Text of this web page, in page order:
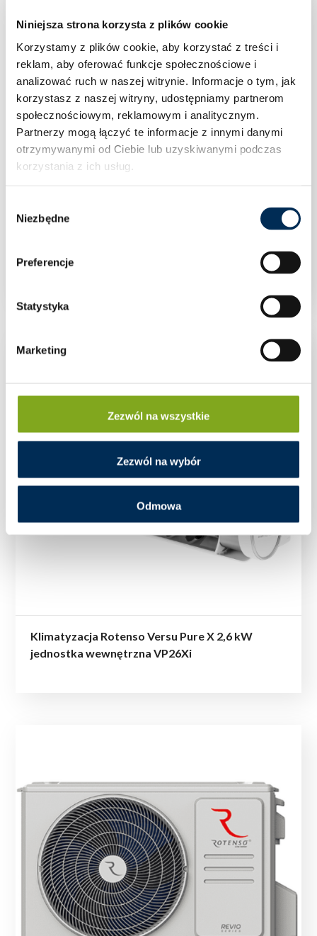
Niniejsza strona korzysta z plików cookie
Korzystamy z plików cookie, aby korzystać z treści i
reklam, aby oferować funkcje społecznościowe i
analizować ruch w naszej witrynie. Informacje o tym, jak
korzystasz z naszej witryny, udostępniamy partnerom
społecznościowym, reklamowym i analitycznym.
Partnerzy mogą łączyć te informacje z innymi danymi
otrzymywanymi od Ciebie lub uzyskiwanymi podczas
korzystania z ich usług.
zgody
Niezbędne
Preferencje
Statystyka
Marketing
Zezwól na wszystkie
Zezwól na wybór
Odmowa
zewnętrzna M35Xo
Klimatyzacja Rotenso Versu Pure X 2,6 kW
jednostka wewnętrzna VP26Xi